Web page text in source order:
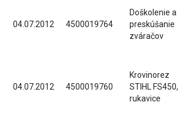
04.07.2012 4500019764
Doškolenie a
preskúšanie
zváračov
04.07.2012 4500019760
Krovinorez
STIHL FS450,
rukavice